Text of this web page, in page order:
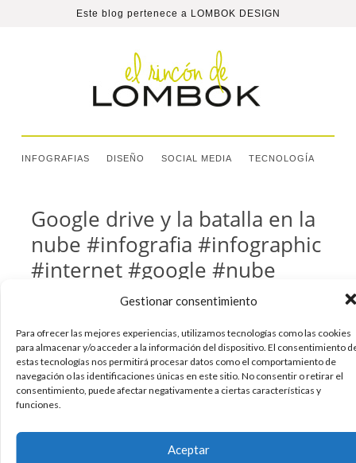
Gestionar consentimiento
Para ofrecer las mejores experiencias, utilizamos tecnologías como las cookies
para almacenar y/o acceder a la información del dispositivo. El consentimiento
estas tecnologías nos permitirá procesar datos como el comportamiento de
navegación o las identificaciones únicas en este sitio. No consentir o retirar el
consentimiento, puede afectar negativamente a ciertas características y
funciones.
Aceptar
Este blog pertenece a LOMBOK DESIGN
INFOGRAFIAS DISEÑO SOCIAL MEDIA TECNOLOGÍA
Google drive y la batalla en la
nube #infografia #infographic
#internet #google #nube
Hola. Una infografía sobre Google drive y la
batalla en la nube. Todas las empresas se han
dado cuenta de que el futuro está en la nube. Y
cuanto más tarde llegues, más te costará
alcanzar a tus competidores. Un saludo.